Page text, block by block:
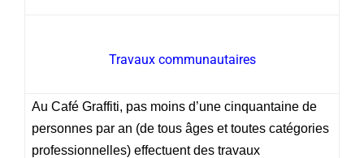
Travaux communautaires
Au Café Graffiti, pas moins d’une cinquantaine de
personnes par an (de tous âges et toutes catégories
professionnelles) effectuent des travaux